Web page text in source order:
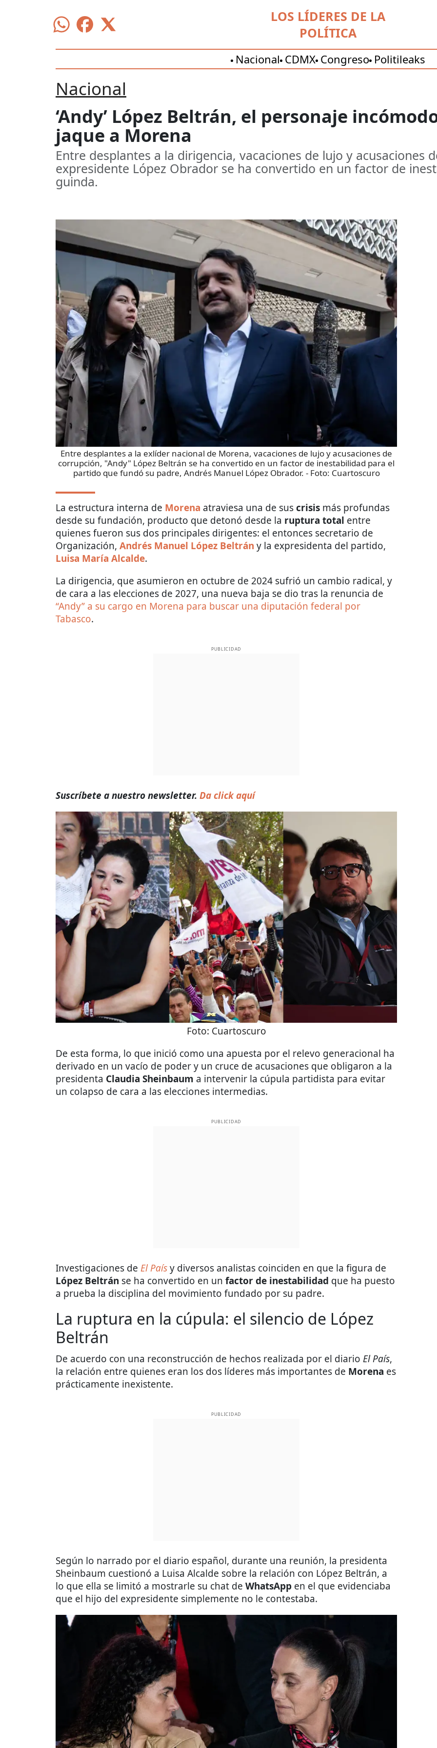
LOS LÍDERES DE LA
POLÍTICA
Nacional CDMX Congreso Politileaks
Nacional
‘Andy’ López Beltrán, el personaje
jaque a Morena
Entre desplantes a la dirigencia, vacaciones de lujo y acusaciones
expresidente López Obrador se ha convertido en un factor de
guinda.
Entre desplantes a la exlíder nacional de Morena, vacaciones de lujo y acusaciones de
corrupción, "Andy" López Beltrán se ha convertido en un factor de inestabilidad para el
partido que fundó su padre, Andrés Manuel López Obrador. - Foto: Cuartoscuro
La estructura interna de Morena atraviesa una de suscrisis más profundas
desde su fundación, producto que detonó desde la ruptura total entre
quienes fueron sus dos principales dirigentes: el entonces secretario de
Organización, Andrés Manuel López Beltrán y la expresidenta del partido,
Luisa María Alcalde.
La dirigencia, que asumieron en octubre de 2024 sufrió un cambio radical, y
de cara a las elecciones de 2027, una nueva baja se dio tras la renuncia de
“Andy” a su cargo en Morena para buscar una diputación federal por
Tabasco.
PUBLICIDAD
Suscríbete a nuestro newsletter. Da click aquí
Foto: Cuartoscuro
De esta forma, lo que inició como una apuesta por el relevo generacional ha
derivado en un vacío de poder y un cruce de acusaciones que obligaron a la
presidenta Claudia Sheinbaum a intervenir la cúpula partidista para evitar
un colapso de cara a las elecciones intermedias.
PUBLICIDAD
Investigaciones de El Paísy diversos analistas coinciden en que la figura de
López Beltrán se ha convertido en un factor de inestabilidad que ha puesto
a prueba la disciplina del movimiento fundado por su padre.
La ruptura en la cúpula: el silencio de López
Beltrán
De acuerdo con una reconstrucción de hechos realizada por el diario El País,
la relación entre quienes eran los dos líderes más importantes de Morena es
prácticamente inexistente.
PUBLICIDAD
Según lo narrado por el diario español, durante una reunión, la presidenta
Sheinbaum cuestionó a Luisa Alcalde sobre la relación con López Beltrán, a
lo que ella se limitó a mostrarle su chat de WhatsApp en el que evidenciaba
que el hijo del expresidente simplemente no le contestaba.